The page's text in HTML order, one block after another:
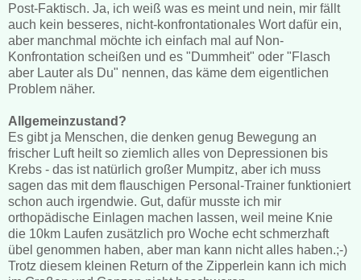
Post-Faktisch. Ja, ich weiß was es meint und nein, mir fällt
auch kein besseres, nicht-konfrontationales Wort dafür ein,
aber manchmal möchte ich einfach mal auf Non-
Konfrontation scheißen und es "Dummheit" oder "Flasch
aber Lauter als Du" nennen, das käme dem eigentlichen
Problem näher.
Allgemeinzustand?
Es gibt ja Menschen, die denken genug Bewegung an
frischer Luft heilt so ziemlich alles von Depressionen bis
Krebs - das ist natürlich großer Mumpitz, aber ich muss
sagen das mit dem flauschigen Personal-Trainer funktioniert
schon auch irgendwie. Gut, dafür musste ich mir
orthopädische Einlagen machen lassen, weil meine Knie
die 10km Laufen zusätzlich pro Woche echt schmerzhaft
übel genommen haben, aber man kann nicht alles haben.;-)
Trotz diesem kleinen Return of the Zipperlein kann ich mich